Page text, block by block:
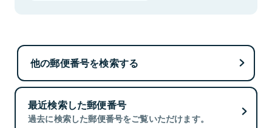
他の郵便番号を検索する
最近検索した郵便番号
過去に検索した郵便番号をご覧いただけます。